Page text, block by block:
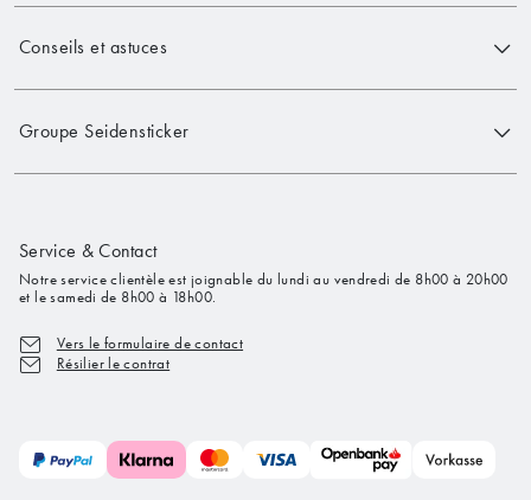
Conseils et astuces
Groupe Seidensticker
Service & Contact
Notre service clientèle est joignable du lundi au vendredi de 8h00 à 20h00
et le samedi de 8h00 à 18h00.
Vers le formulaire de contact
Résilier le contrat